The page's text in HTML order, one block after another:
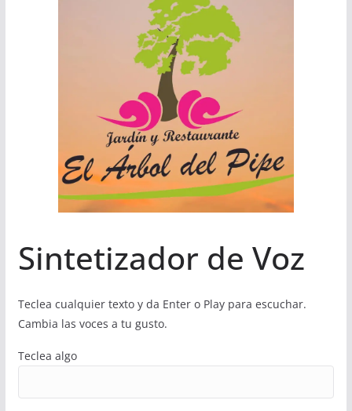
Sintetizador de Voz
Teclea cualquier texto y da Enter o Play para escuchar.
Cambia las voces a tu gusto.
Teclea algo